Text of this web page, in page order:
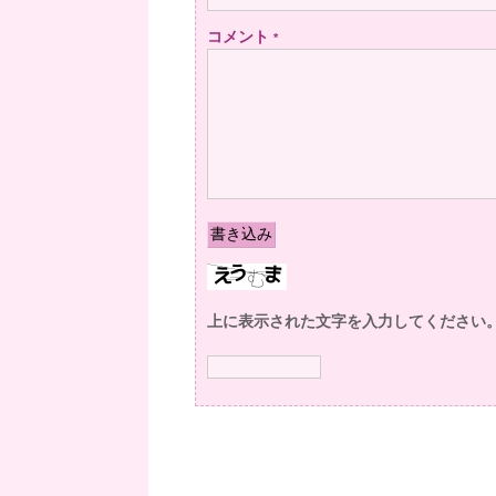
コメント*
上に表示された文字を入力してください